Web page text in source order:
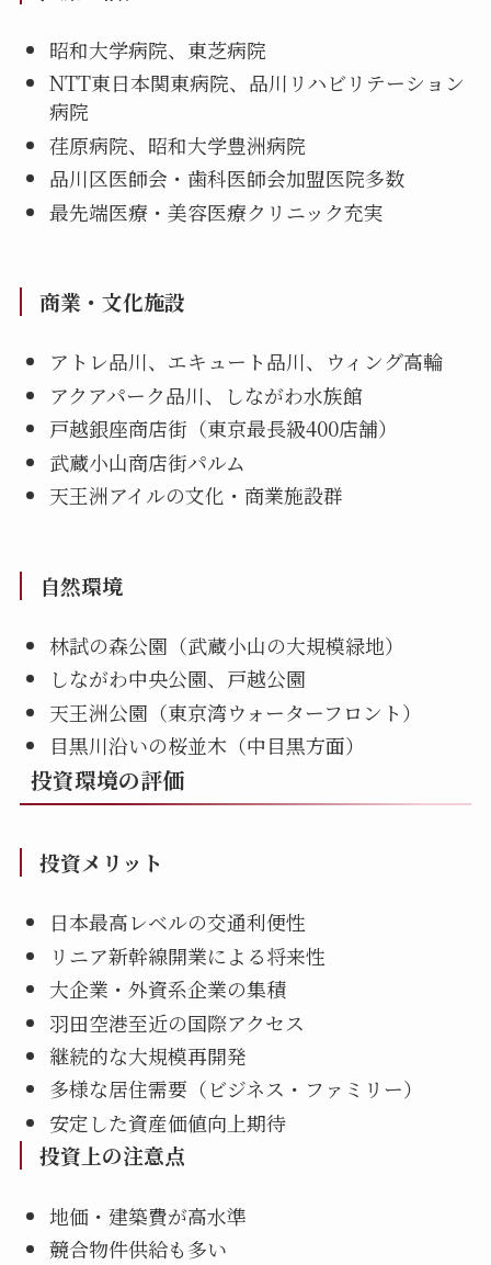
昭和大学病院、東芝病院
NTT東日本関東病院、品川リハビリテーション
病院
荏原病院、昭和大学豊洲病院
品川区医師会・歯科医師会加盟医院多数
最先端医療・美容医療クリニック充実
商業・文化施設
アトレ品川、エキュート品川、ウィング高輪
アクアパーク品川、しながわ水族館
戸越銀座商店街（東京最長級400店舗）
武蔵小山商店街パルム
天王洲アイルの文化・商業施設群
自然環境
林試の森公園（武蔵小山の大規模緑地）
しながわ中央公園、戸越公園
天王洲公園（東京湾ウォーターフロント）
目黒川沿いの桜並木（中目黒方面）
投資環境の評価
投資メリット
日本最高レベルの交通利便性
リニア新幹線開業による将来性
大企業・外資系企業の集積
羽田空港至近の国際アクセス
継続的な大規模再開発
多様な居住需要（ビジネス・ファミリー）
安定した資産価値向上期待
投資上の注意点
地価・建築費が高水準
競合物件供給も多い